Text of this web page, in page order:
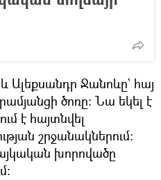
Ալեքսանդր Ջանոևը` հայ
ծոռը: Նա եկել է
է հայտնվել
շրջանակներում:
խորովածը